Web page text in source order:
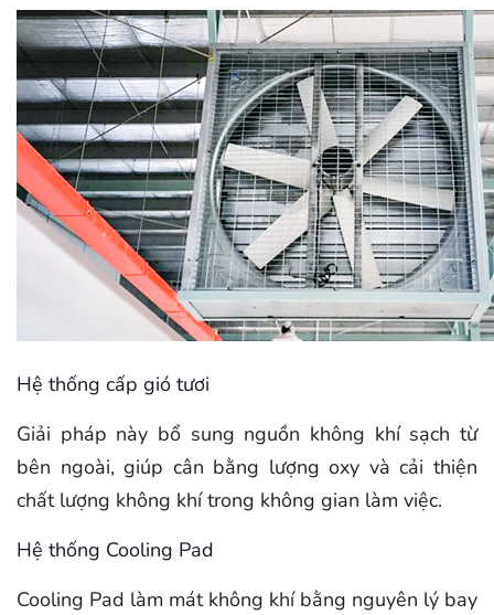
Hệ thống cấp gió tươi
Giải pháp này bổ sung nguồn không khí sạch từ
bên ngoài, giúp cân bằng lượng oxy và cải thiện
chất lượng không khí trong không gian làm việc.
Hệ thống Cooling Pad
Cooling Pad làm mát không khí bằng nguyên lý bay